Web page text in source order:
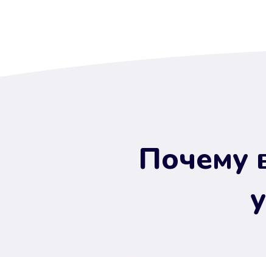
Почему